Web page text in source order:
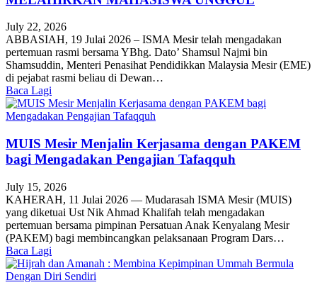
July 22, 2026
ABBASIAH, 19 Julai 2026 – ISMA Mesir telah mengadakan
pertemuan rasmi bersama YBhg. Dato’ Shamsul Najmi bin
Shamsuddin, Menteri Penasihat Pendidikkan Malaysia Mesir (EME)
di pejabat rasmi beliau di Dewan…
Baca Lagi
MUIS Mesir Menjalin Kerjasama dengan PAKEM
bagi Mengadakan Pengajian Tafaqquh
July 15, 2026
KAHERAH, 11 Julai 2026 — Mudarasah ISMA Mesir (MUIS)
yang diketuai Ust Nik Ahmad Khalifah telah mengadakan
pertemuan bersama pimpinan Persatuan Anak Kenyalang Mesir
(PAKEM) bagi membincangkan pelaksanaan Program Dars…
Baca Lagi